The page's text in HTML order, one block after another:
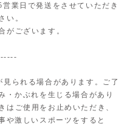
業日で発送をさせていただき
い。
がございます。
られる場合があります。ご了
・かぶれを生じる場合があり
はご使用をお止めいただき、
や激しいスポーツをすると